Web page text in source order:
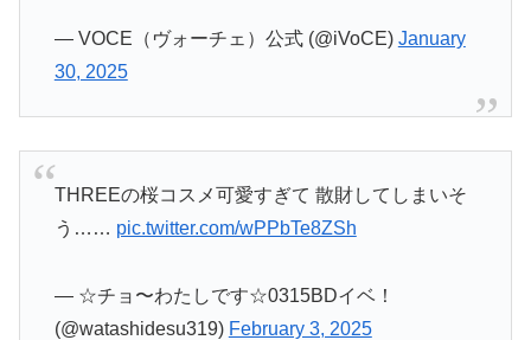
— VOCE（ヴォーチェ）公式 (@iVoCE) January
30, 2025
THREEの桜コスメ可愛すぎて 散財してしまいそ
う…… pic.twitter.com/wPPbTe8ZSh
— ☆チョ〜わたしです☆0315BDイベ！
(@watashidesu319) February 3, 2025